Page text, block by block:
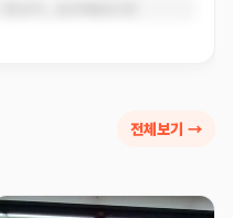
전체보기 →